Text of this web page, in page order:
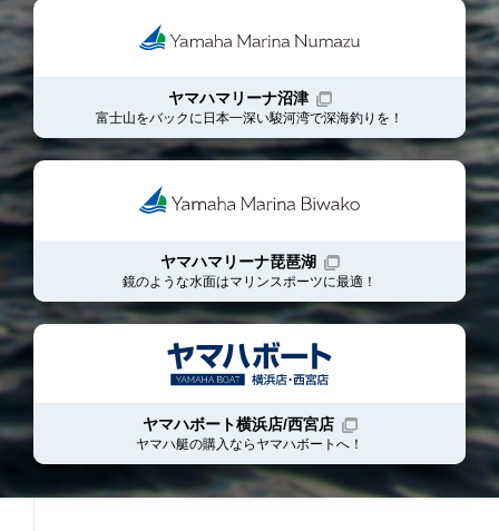
ヤマハマリーナ沼津
富士山をバックに日本一深い駿河湾で深海釣りを！
ヤマハマリーナ琵琶湖
鏡のような水面はマリンスポーツに最適！
ヤマハボート横浜店/西宮店
ヤマハ艇の購入ならヤマハボート へ！